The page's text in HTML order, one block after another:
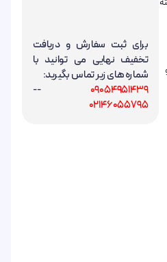
برای ثبت سفارش و دریافت
تخفیف نهایی می توانید با
شماره های زیر تماس بگیرید:
09054951439
--
02146055795